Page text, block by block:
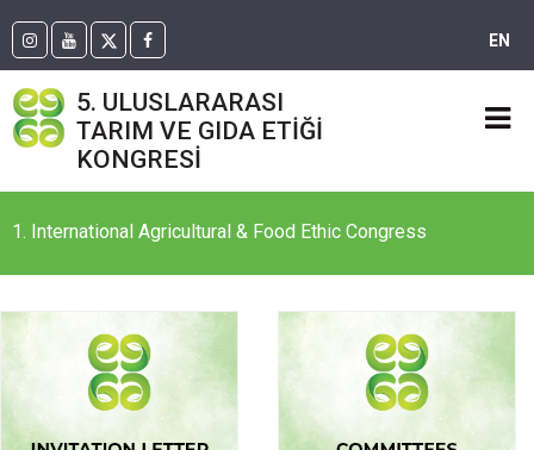
EN
5. ULUSLARARASI
TARIM VE GIDA ETİĞİ
KONGRESİ
1. International Agricultural & Food Ethic Congress